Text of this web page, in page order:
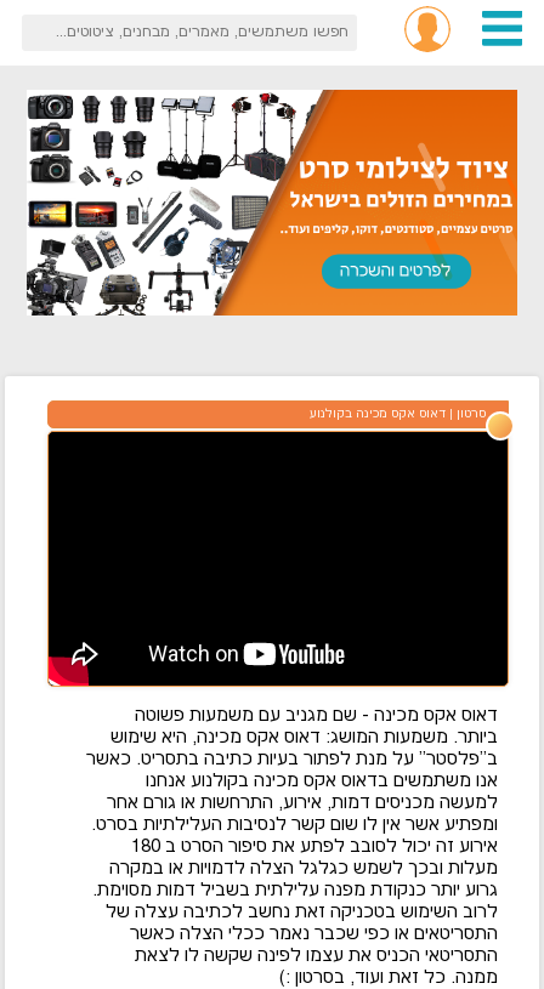
סרטון |דאוס אקס מכינה בקולנוע
דאוס אקס מכינה - שם מגניב עם משמעות פשוטה
ביותר. משמעות המושג: דאוס אקס מכינה, היא שימוש
ב''פלסטר'' על מנת לפתור בעיות כתיבה בתסריט. כאשר
אנו משתמשים בדאוס אקס מכינה בקולנוע אנחנו
למעשה מכניסים דמות, אירוע, התרחשות או גורם אחר
ומפתיע אשר אין לו שום קשר לנסיבות העלילתיות בסרט.
אירוע זה יכול לסובב לפתע את סיפור הסרט ב 180
מעלות ובכך לשמש כגלגל הצלה לדמויות או במקרה
גרוע יותר כנקודת מפנה עלילתית בשביל דמות מסוימת.
לרוב השימוש בטכניקה זאת נחשב לכתיבה עצלה של
התסריטאים או כפי שכבר נאמר ככלי הצלה כאשר
התסריטאי הכניס את עצמו לפינה שקשה לו לצאת
ממנה. כל זאת ועוד, בסרטון :)